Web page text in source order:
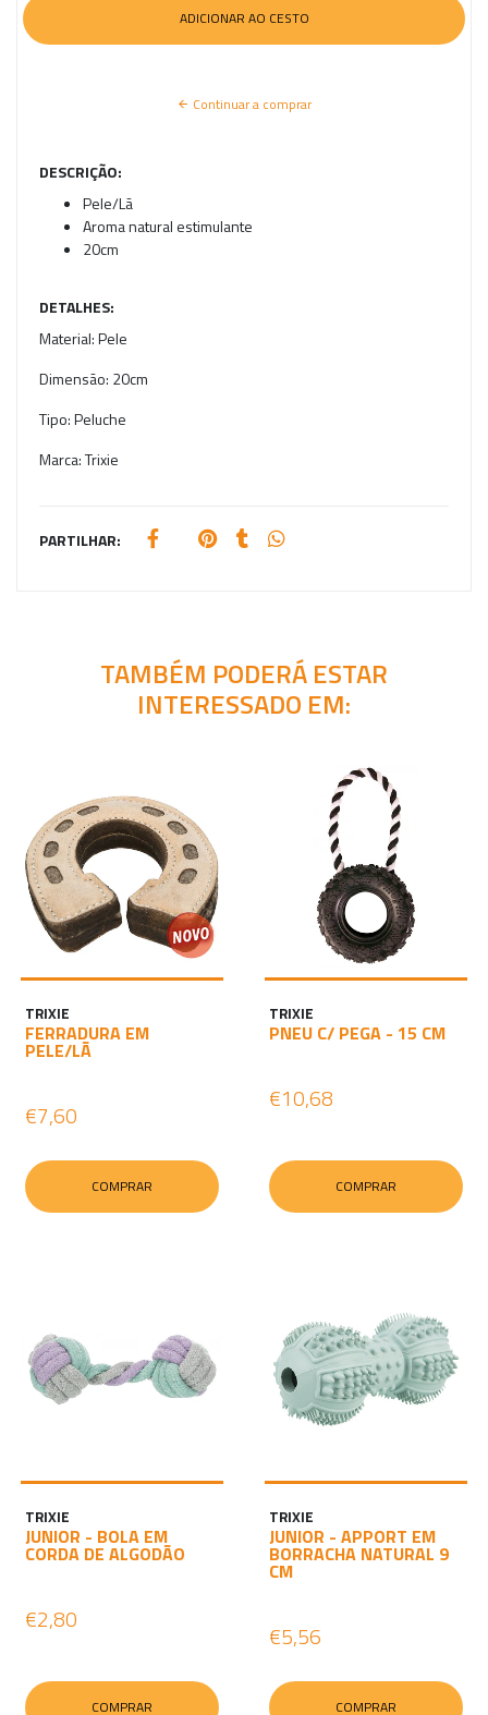
Continuar a comprar
DESCRIÇÃO:
Pele/Lã
Aroma natural estimulante
20cm
DETALHES:
Material:Pele
Dimensão: 20cm
Tipo:Peluche
Marca:Trixie
PARTILHAR:
TAMBÉM PODERÁ ESTAR
INTERESSADO EM:
TRIXIE
FERRADURA EM
PELE/LÃ
€7,60
COMPRAR
TRIXIE
PNEU C/ PEGA - 15 CM
€10,68
COMPRAR
TRIXIE
JUNIOR - BOLA EM
CORDA DE ALGODÃO
€2,80
COMPRAR
TRIXIE
JUNIOR - APPORT EM
BORRACHA NATURAL 9
CM
€5,56
COMPRAR